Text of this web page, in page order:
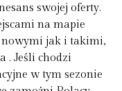
swojej oferty.
na mapie
jak i takimi,
. Jeśli chodzi
w tym sezonie